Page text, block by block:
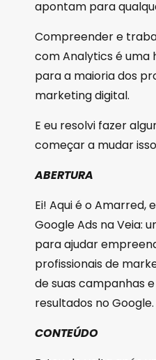
apontam para
Compreender e
com Analytics é uma
para a maioria dos
marketing digital.
E eu resolvi fazer
começar a mudar
ABERTURA
Ei! Aqui é o Amarred,
Google Ads na Veia:
para ajudar
profissionais de
de suas campanhas
resultados no
CONTEÚDO